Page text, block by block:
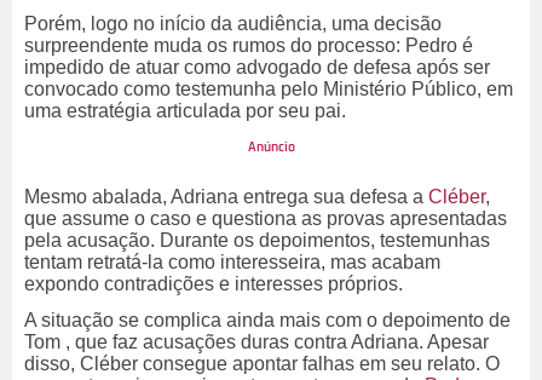
Porém, logo no início da audiência, uma decisão
surpreendente muda os rumos do processo: Pedro é
impedido de atuar como advogado de defesa após ser
convocado como testemunha pelo Ministério Público, em
uma estratégia articulada por seu pai.
Mesmo abalada, Adriana entrega sua defesa a Cléber,
que assume o caso e questiona as provas apresentadas
pela acusação. Durante os depoimentos, testemunhas
tentam retratá-la como interesseira, mas acabam
expondo contradições e interesses próprios.
A situação se complica ainda mais com o depoimento de
Tom , que faz acusações duras contra Adriana. Apesar
disso, Cléber consegue apontar falhas em seu relato. O